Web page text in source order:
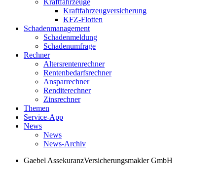
Kraftfahrzeuge
Kraftfahrzeugversicherung
KFZ-Flotten
Schadenmanagement
Schadenmeldung
Schadenumfrage
Rechner
Altersrentenrechner
Rentenbedarfsrechner
Ansparrechner
Renditerechner
Zinsrechner
Themen
Service-App
News
News
News-Archiv
Gaebel AssekuranzVersicherungsmakler GmbH